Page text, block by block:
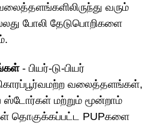
வரும்
போலி தேடுபொறிகளை
- பியர்-டு-பியர்
வலைத்தளங்கள்,
ஸ்டோர்கள் மற்றும் மூன்றாம்
தொகுக்கப்பட்ட PUPகளை